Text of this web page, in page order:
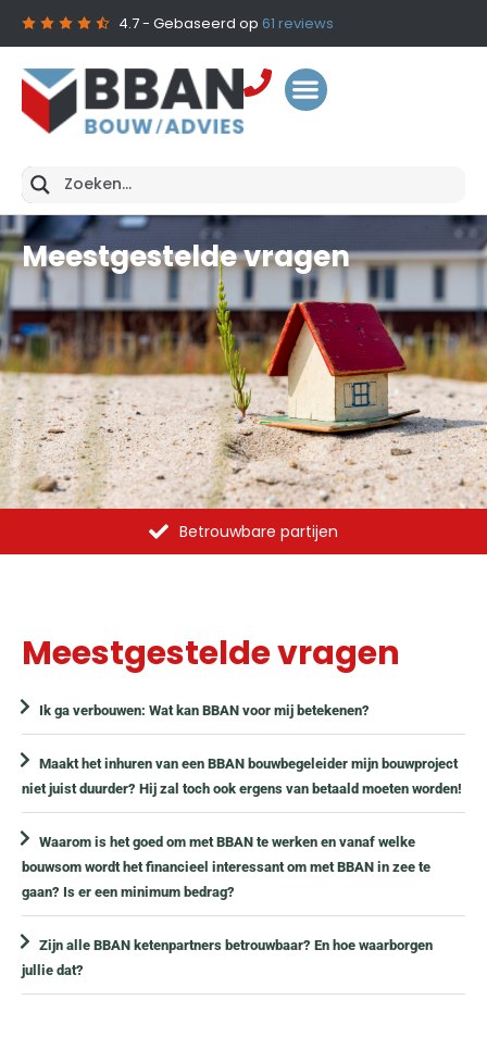
4.7- Gebaseerd op 61 reviews
Meestgestelde vragen
Betrouwbare partijen
Meestgestelde vragen
Ik ga verbouwen: Wat kan BBAN voor mij betekenen?
Maakt het inhuren van een BBAN bouwbegeleider mijn bouwproject
niet juist duurder? Hij zal toch ook ergens van betaald moeten worden!
Waarom is het goed om met BBAN te werken en vanaf welke
bouwsom wordt het financieel interessant om met BBAN in zee te
gaan? Is er een minimum bedrag?
Zijn alle BBAN ketenpartners betrouwbaar? En hoe waarborgen
jullie dat?